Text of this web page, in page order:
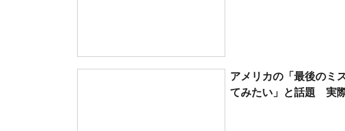
アメリカの「最後のミ
てみたい」と話題 実